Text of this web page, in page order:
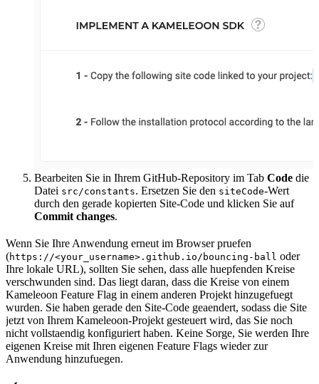
Bearbeiten Sie in Ihrem GitHub-Repository im Tab Code die
Datei src/constants. Ersetzen Sie den siteCode-Wert
durch den gerade kopierten Site-Code und klicken Sie auf
Commit changes.
Wenn Sie Ihre Anwendung erneut im Browser pruefen
(https://<your_username>.github.io/bouncing-ball oder
Ihre lokale URL), sollten Sie sehen, dass alle huepfenden Kreise
verschwunden sind. Das liegt daran, dass die Kreise von einem
Kameleoon Feature Flag in einem anderen Projekt hinzugefuegt
wurden. Sie haben gerade den Site-Code geaendert, sodass die Site
jetzt von Ihrem Kameleoon-Projekt gesteuert wird, das Sie noch
nicht vollstaendig konfiguriert haben. Keine Sorge, Sie werden Ihre
eigenen Kreise mit Ihren eigenen Feature Flags wieder zur
Anwendung hinzufuegen.